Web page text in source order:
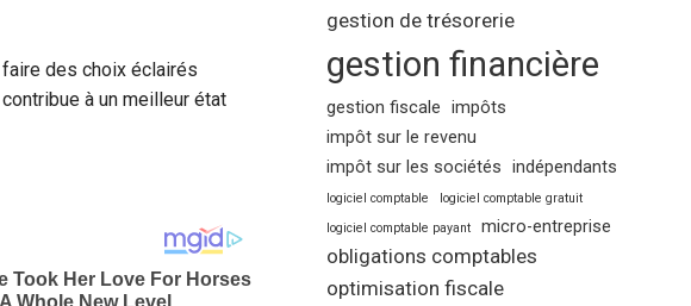
des choix éclairés
à un meilleur état
gestion de trésorerie
gestion financière
gestion fiscale impôts
impôt sur le revenu
impôt sur les sociétés indépendants
logiciel comptable
logiciel comptable gratuit
logiciel comptable payant
micro-entreprise
obligations comptables
optimisation fiscale